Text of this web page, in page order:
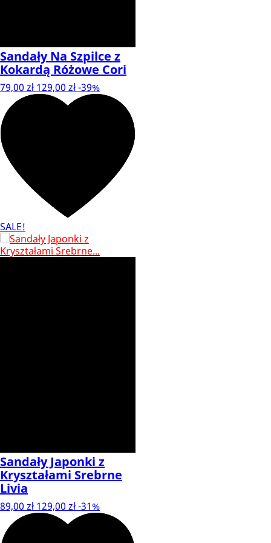
Sandały Na Szpilce z
Kokardą Różowe Cori
79,00 zł 129,00 zł-39%
SALE!
Sandały Japonki z
Kryształami Srebrne
Livia
89,00 zł 129,00 zł-31%